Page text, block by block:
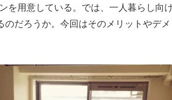
を用意している。では、一人暮らし向
のだろうか。今回はそのメリットやデ